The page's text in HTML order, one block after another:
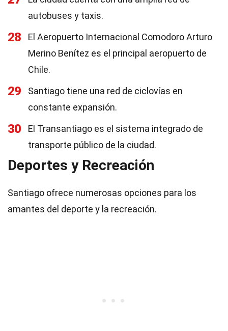
autobuses y taxis.
28
El Aeropuerto Internacional Comodoro Arturo
Merino Benítez es el principal aeropuerto de
Chile.
29
Santiago tiene una red de ciclovías en
constante expansión.
30
El Transantiago es el sistema integrado de
transporte público de la ciudad.
Deportes y Recreación
Santiago ofrece numerosas opciones para los
amantes del deporte y la recreación.